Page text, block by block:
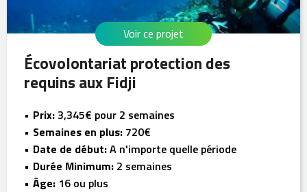
Écovolontariat protection des
requins aux Fidji
Voir ce projet
Prix:3,345€ pour 2 semaines
Semaines en plus: 720€
Date de début:A n'importe quelle période
Durée Minimum: 2 semaines
Âge: 16 ou plus